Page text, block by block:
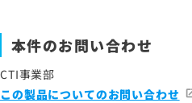
本件のお問い合わせ
CTI事業部
この製品についてのお問い合わせ